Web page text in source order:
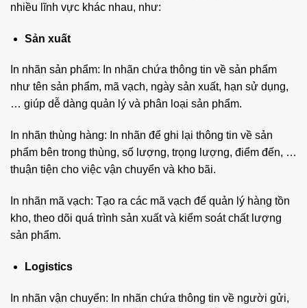
nhiều lĩnh vực khác nhau, như:
Sản xuất
In nhãn sản phẩm: In nhãn chứa thông tin về sản phẩm
như tên sản phẩm, mã vạch, ngày sản xuất, hạn sử dụng,
… giúp dễ dàng quản lý và phân loại sản phẩm.
In nhãn thùng hàng: In nhãn để ghi lại thông tin về sản
phẩm bên trong thùng, số lượng, trọng lượng, điểm đến, …
thuận tiện cho việc vận chuyển và kho bãi.
In nhãn mã vạch: Tạo ra các mã vạch để quản lý hàng tồn
kho, theo dõi quá trình sản xuất và kiểm soát chất lượng
sản phẩm.
Logistics
In nhãn vận chuyển: In nhãn chứa thông tin về người gửi,